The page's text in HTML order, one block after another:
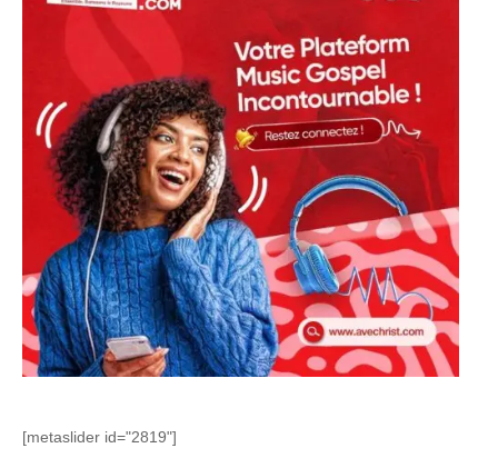
[metaslider id="2819"]